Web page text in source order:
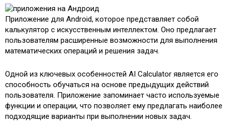
Приложение для Android, которое представляет собой
калькулятор с искусственным интеллектом. Оно предлагает
пользователям расширенные возможности для выполнения
математических операций и решения задач.
Одной из ключевых особенностей AI Calculator является его
способность обучаться на основе предыдущих действий
пользователя. Приложение запоминает часто используемые
функции и операции, что позволяет ему предлагать наиболее
подходящие варианты при выполнении новых задач.